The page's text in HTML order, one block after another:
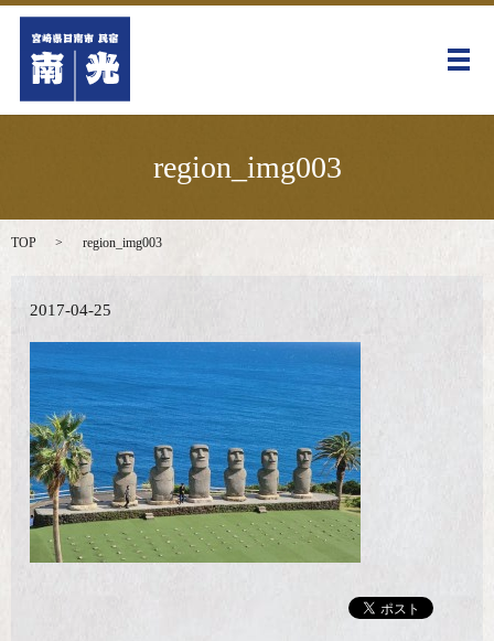
メ
region_img003
TOP region_img003
2017-04-25